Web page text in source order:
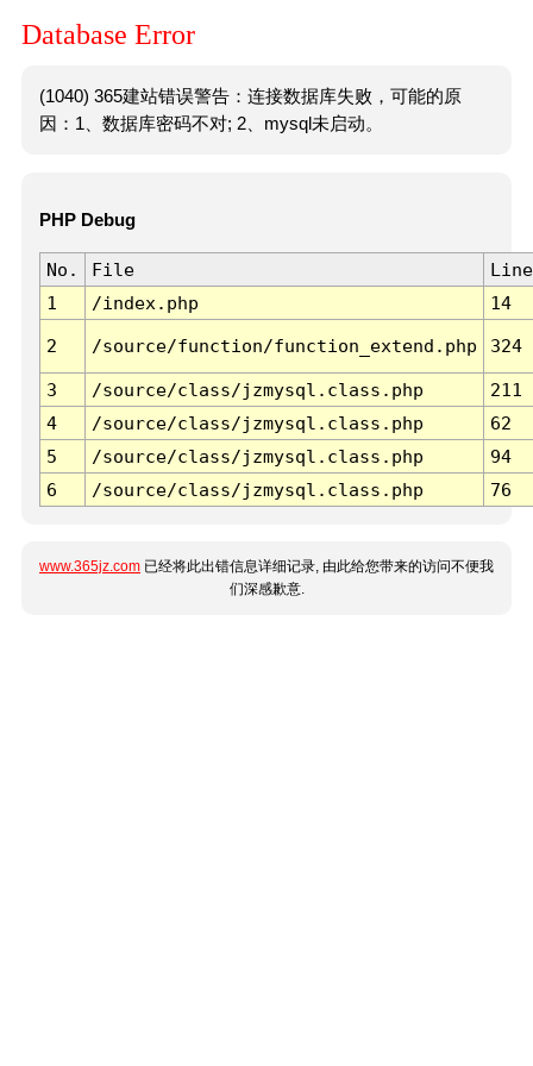
Database Error
(1040) 365建站错误警告：连接数据库失败，可能的原
因：1、数据库密码不对; 2、mysql未启动。
PHP Debug
No. File
Line
1
/index.php 14
2 /source/function/function_extend.php 324
3 /source/class/jzmysql.class.php
211
4
/source/class/jzmysql.class.php
62
5
/source/class/jzmysql.class.php
94
6
/source/class/jzmysql.class.php 76
www.365jz.com 已经将此出错信息详细记录, 由此给您带来的访问不便我
们深感歉意.